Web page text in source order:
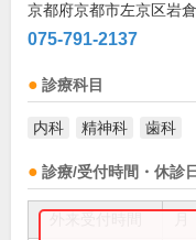
京都府京都市左京区岩
075-791-2137
診療科目
内科 精神科 歯科
診療/受付時間・休診日